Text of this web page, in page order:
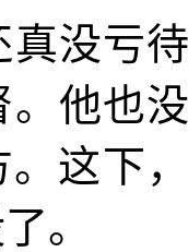
没亏
他也
这下
。